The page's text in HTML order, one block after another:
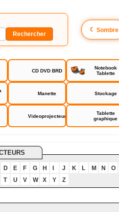
☾ Sombre
CD DVD BRD
Notebook
Tablette
Manette Stockage
Videoprojecteur
Tablette
graphique
D E F G H J K L M N O
T
U V W X Y Z